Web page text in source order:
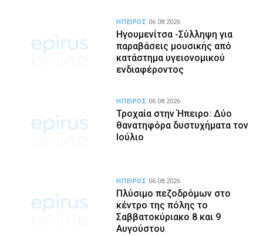
Ηγουμενίτσα -Σύλληψη για
παραβάσεις μουσικής από
κατάστημα υγειονομικού
ενδιαφέροντος
ΗΠΕΙΡΟΣ 06.08.2026
Τροχαία στην Ήπειρο: Δύο
θανατηφόρα δυστυχήματα τον
Ιούλιο
ΗΠΕΙΡΟΣ 06.08.2026
Πλύσιμο πεζοδρόμων στο
κέντρο της πόλης το
Σαββατοκύριακο 8 και 9
Αυγούστου
ΗΠΕΙΡΟΣ 06.08.2026